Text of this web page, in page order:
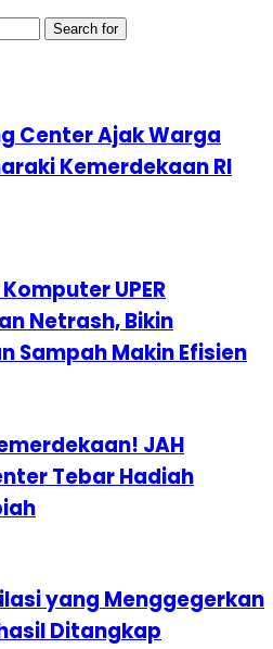
Search for
Center Ajak Warga
Kemerdekaan RI
UPER
Netrash, Bikin
Sampah Makin Efisien
JAH
Tebar Hadiah
yang Menggegerkan
Ditangkap